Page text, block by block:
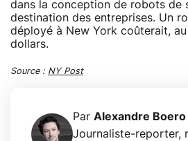
dans la conception de robots de
destination des entreprises. Un
déployé à New York coûterait,
dollars.
Source : NY Post
Par Alexandre Boero
Journaliste-reporter,